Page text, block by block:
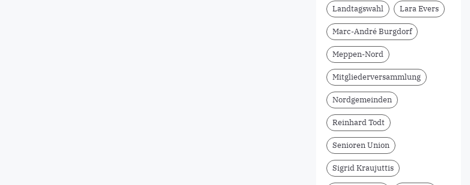
Landtagswahl Lara Evers
Marc-André Burgdorf
Meppen-Nord
Mitgliederversammlung
Nordgemeinden
Reinhard Todt
Senioren Union
Sigrid Kraujuttis